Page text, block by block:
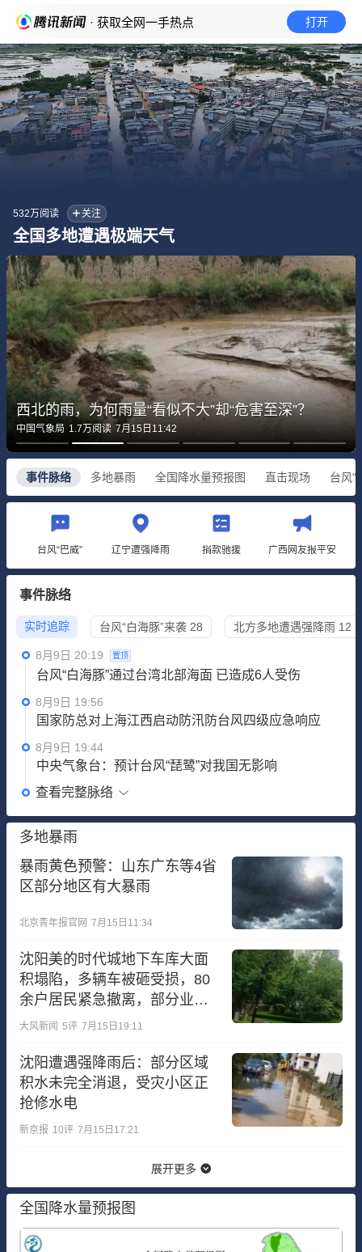
· 获取全网一手热点 打开
532万阅读 关注
全国多地遭遇极端天气
西北的雨，为何雨量“看似不大”却“危害至深”？
中国气象局 1.7万阅读 7月15日11:42
事件脉络 多地暴雨 全国降水量预报图 直击现场 台风“
台风“巴威” 辽宁遭强降雨 捐款驰援 广西网友报平安
事件脉络
实时追踪 台风“白海豚”来袭 28 北方多地遭遇强降雨 12
8月9日 20:19 置顶
台风“白海豚”通过台湾北部海面 已造成6人受伤
8月9日 19:56
国家防总对上海江西启动防汛防台风四级应急响应
8月9日 19:44
中央气象台：预计台风“琵鹭”对我国无影响
查看完整脉络
多地暴雨
暴雨黄色预警：山东广东等4省
区部分地区有大暴雨
北京青年报官网 7月15日11:34
沈阳美的时代城地下车库大面
积塌陷，多辆车被砸受损，80
余户居民紧急撤离，部分业主
被安置至附近酒店暂住
大风新闻 5评 7月15日19:11
沈阳遭遇强降雨后：部分区域
积水未完全消退，受灾小区正
抢修水电
新京报 10评 7月15日17:21
展开更多
全国降水量预报图